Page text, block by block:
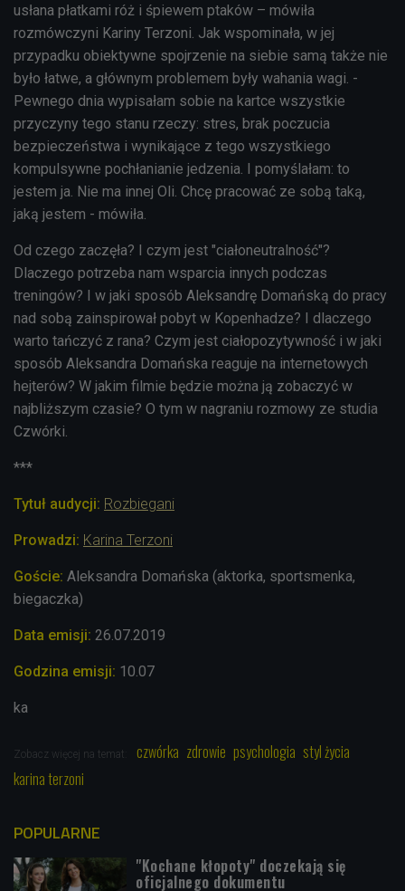
usłana płatkami róż i śpiewem ptaków – mówiła
rozmówczyni Kariny Terzoni. Jak wspominała, w jej
przypadku obiektywne spojrzenie na siebie samą także nie
było łatwe, a głównym problemem były wahania wagi. -
Pewnego dnia wypisałam sobie na kartce wszystkie
przyczyny tego stanu rzeczy: stres, brak poczucia
bezpieczeństwa i wynikające z tego wszystkiego
kompulsywne pochłanianie jedzenia. I pomyślałam: to
jestem ja. Nie ma innej Oli. Chcę pracować ze sobą taką,
jaką jestem - mówiła.
Od czego zaczęła? I czym jest "ciałoneutralność"?
Dlaczego potrzeba nam wsparcia innych podczas
treningów? I w jaki sposób Aleksandrę Domańską do pracy
nad sobą zainspirował pobyt w Kopenhadze? I dlaczego
warto tańczyć z rana? Czym jest ciałopozytywność i w jaki
sposób Aleksandra Domańska reaguje na internetowych
hejterów? W jakim filmie będzie można ją zobaczyć w
najbliższym czasie? O tym w nagraniu rozmowy ze studia
Czwórki.
***
Tytuł audycji: Rozbiegani
Prowadzi: Karina Terzoni
Goście: Aleksandra Domańska (aktorka, sportsmenka,
biegaczka)
Data emisji: 26.07.2019
Godzina emisji: 10.07
ka
Zobacz więcej na temat: czwórka zdrowie psychologia styl życia
karina terzoni
POPULARNE
"Kochane kłopoty" doczekają się
oficjalnego dokumentu